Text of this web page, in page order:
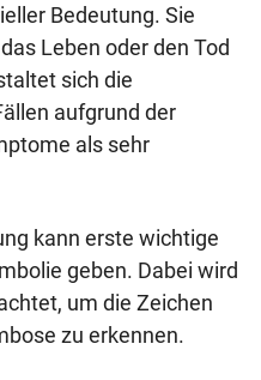
Bedeutung. Sie
Leben oder den Tod
sich die
aufgrund der
als sehr
kann erste wichtige
geben. Dabei wird
um die Zeichen
zu erkennen.